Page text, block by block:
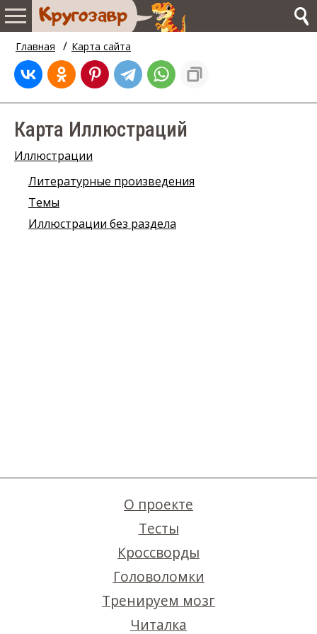
Главная / Карта сайта
Карта Иллюстраций
Иллюстрации
Литературные произведения
Темы
Иллюстрации без раздела
О проекте
Тесты
Кроссворды
Головоломки
Тренируем мозг
Читалка